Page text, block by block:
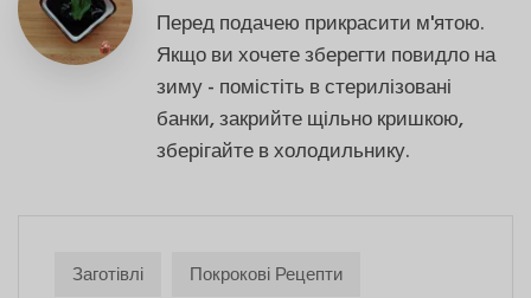
Перед подачею прикрасити м'ятою.
Якщо ви хочете зберегти повидло на
зиму - помістіть в стерилізовані
банки, закрийте щільно кришкою,
зберігайте в холодильнику.
Заготівлі
Покрокові Рецепти